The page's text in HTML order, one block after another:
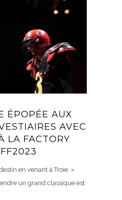
ÉPOPÉE AUX
AVEC
LA FACTORY
en venant à Troie. »
un grand classique est